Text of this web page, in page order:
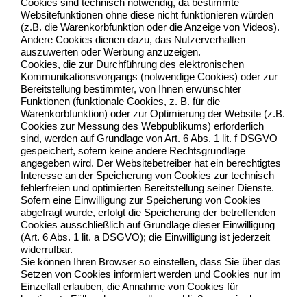
Websitefunktionen ohne diese nicht funktionieren würden
(z.B. die Warenkorbfunktion oder die Anzeige von Videos).
Andere Cookies dienen dazu, das Nutzerverhalten
auszuwerten oder Werbung anzuzeigen.
Cookies, die zur Durchführung des elektronischen
Kommunikationsvorgangs (notwendige Cookies) oder zur
Bereitstellung bestimmter, von Ihnen erwünschter
Funktionen (funktionale Cookies, z. B. für die
Warenkorbfunktion) oder zur Optimierung der Website (z.B.
Cookies zur Messung des Webpublikums) erforderlich
sind, werden auf Grundlage von Art. 6 Abs. 1 lit. f DSGVO
gespeichert, sofern keine andere Rechtsgrundlage
angegeben wird. Der Websitebetreiber hat ein berechtigtes
Interesse an der Speicherung von Cookies zur technisch
fehlerfreien und optimierten Bereitstellung seiner Dienste.
Sofern eine Einwilligung zur Speicherung von Cookies
abgefragt wurde, erfolgt die Speicherung der betreffenden
Cookies ausschließlich auf Grundlage dieser Einwilligung
(Art. 6 Abs. 1 lit. a DSGVO); die Einwilligung ist jederzeit
widerrufbar.
Sie können Ihren Browser so einstellen, dass Sie über das
Setzen von Cookies informiert werden und Cookies nur im
Einzelfall erlauben, die Annahme von Cookies für